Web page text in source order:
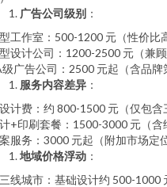
广告公司级别 ：
工作室：500-1200 元（性价比
设计公司：1200-2500 元（兼
广告公司：2500 元起（含品牌
服务内容差异 ：
计费：约 800-1500 元（仅包含
+印刷套餐：1500-3000 元（含
服务：3000 元起（附加市场定
地域价格浮动 ：
线城市：基础设计约 500-1000